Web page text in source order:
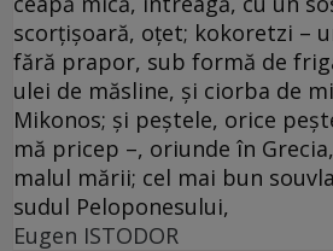
scorţişoară, oţet; kokoretzi –
fără prapor, sub formă de
ulei de măsline, şi ciorba de
Mikonos; şi peştele, orice
mă pricep –, oriunde în
malul mării; cel mai bun
sudul Peloponesului,
Eugen ISTODOR